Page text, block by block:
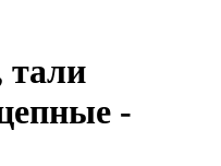
тали
-